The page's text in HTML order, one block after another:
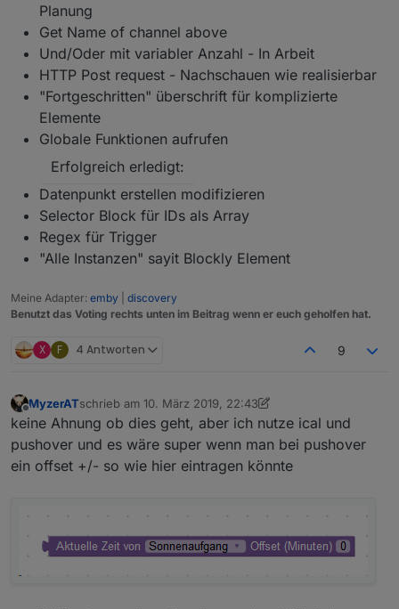
Planung
Get Name of channel above
Und/Oder mit variabler Anzahl - In Arbeit
HTTP Post request - Nachschauen wie realisierbar
"Fortgeschritten" überschrift für komplizierte
Elemente
Globale Funktionen aufrufen
Erfolgreich erledigt:
Datenpunkt erstellen modifizieren
Selector Block für IDs als Array
Regex für Trigger
"Alle Instanzen" sayit Blockly Element
Meine Adapter: emby
discovery
Benutzt das Voting rechts unten im Beitrag wenn er euch geholfen hat.
X F 4 Antworten 9
Offline
MyzerATschrieb am 10. März 2019, 22:43
zuletzt editiert von MyzerAT3. Okt. 2019, 23:50
keine Ahnung ob dies geht, aber ich nutze ical und
pushover und es wäre super wenn man bei pushover
ein offset +/- so wie hier eintragen könnte